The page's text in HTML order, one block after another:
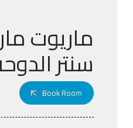
ماريوت
سنتر
Book Room